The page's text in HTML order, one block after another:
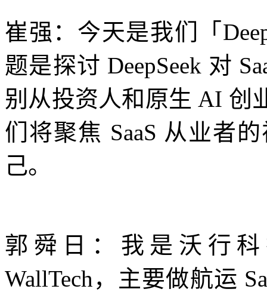
崔强：今天是我们「
题是探讨 DeepSeek 对
别从投资人和原生 AI 创
们将聚焦 SaaS 从业者
己。
郭舜日：我是沃行
WallTech，主要做航运